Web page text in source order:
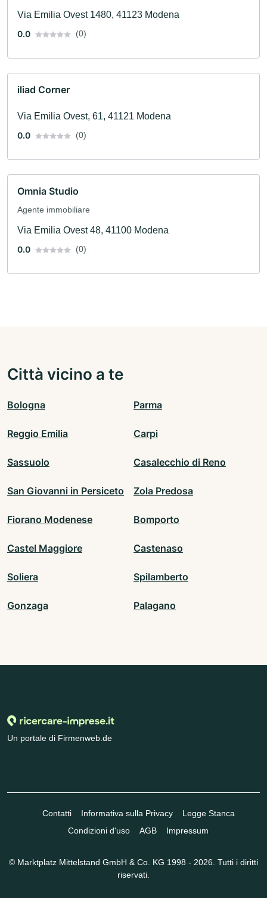
Via Emilia Ovest 1480, 41123 Modena
0.0
(0)
iliad Corner
Via Emilia Ovest, 61, 41121 Modena
0.0
(0)
Omnia Studio
Agente immobiliare
Via Emilia Ovest 48, 41100 Modena
0.0
(0)
Città vicino a te
Bologna Parma
Reggio Emilia Carpi
Sassuolo Casalecchio di Reno
San Giovanni in Persiceto Zola Predosa
Fiorano Modenese Bomporto
Castel Maggiore Castenaso
Soliera Spilamberto
Gonzaga Palagano
Un portale di Firmenweb.de
Contatti Informativa sulla Privacy
Legge Stanca
Condizioni d'uso
AGB Impressum
© Marktplatz Mittelstand GmbH & Co. KG 1998 - 2026. Tutti i diritti
riservati.